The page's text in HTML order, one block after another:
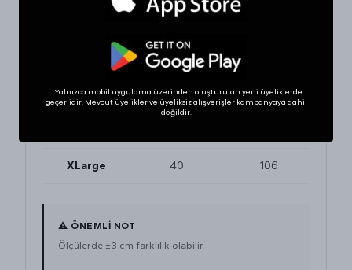
34
Medium 36 104
XLarge 40 106
⚠ ÖNEMLİ NOT
Ölçülerde ±3 cm farklılık olabilir.
Yalnızca mobil uygulama üzerinden oluşturulan yeni üyeliklerde
geçerlidir. Mevcut üyelikler ve üyeliksiz alışverişler kampanyaya dahil
değildir.